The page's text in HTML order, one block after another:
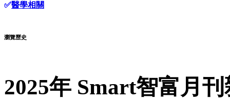
✅醫學相關
瀏覽歷史
2025年 Smart智富月